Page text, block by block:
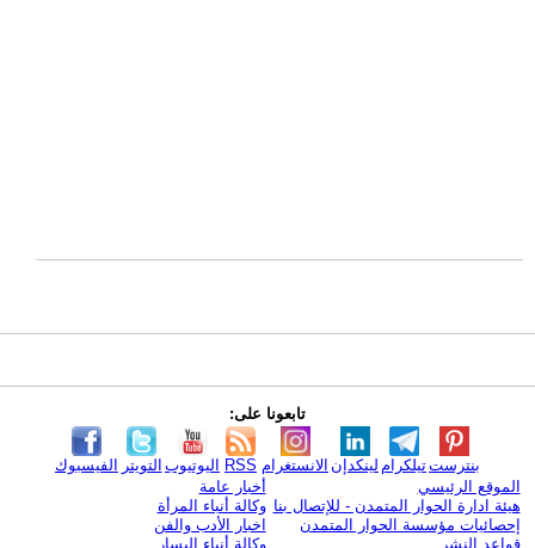
تابعونا على:
الفيسبوك التويتر اليوتيوب RSS الانستغرام لينكدإن تيلكرامبنترست
الموقع الرئيسي
هيئة ادارة الحوار المتمدن - للإتصال بنا
إحصائيات مؤسسة الحوار المتمدن
قواعد النشر
أخبار عامة
وكالة أنباء المرأة
اخبار الأدب والفن
وكالة أنباء اليسار